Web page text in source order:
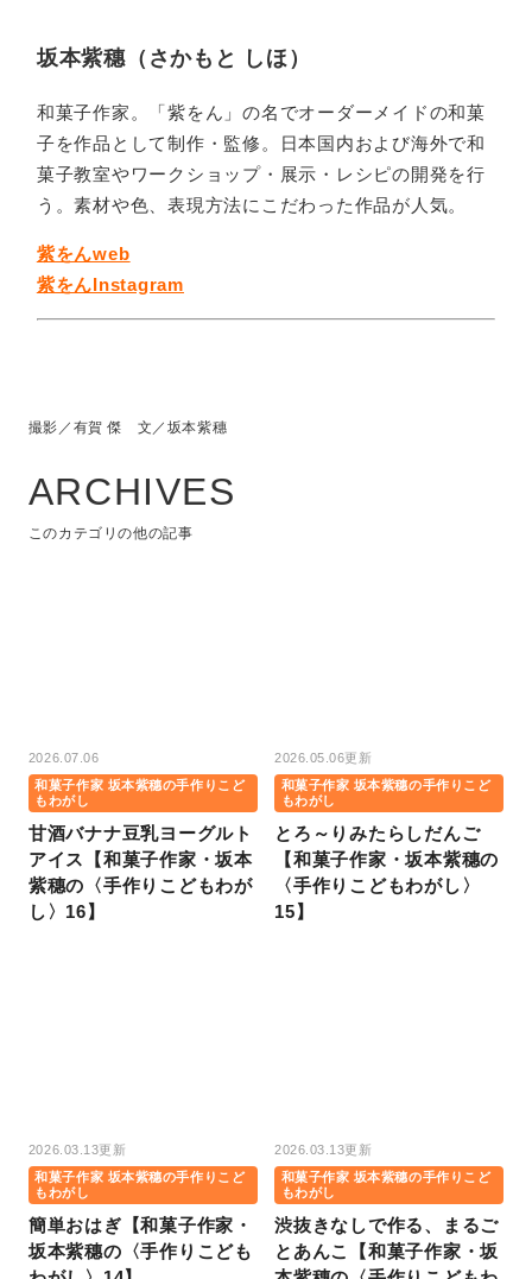
坂本紫穗（さかもと しほ）
和菓子作家。「紫をん」の名でオーダーメイドの和菓
子を作品として制作・監修。日本国内および海外で和
菓子教室やワークショップ・展示・レシピの開発を行
う。素材や色、表現方法にこだわった作品が人気。
紫をんweb
紫をんInstagram
撮影／有賀 傑 文／坂本紫穗
ARCHIVES
このカテゴリの他の記事
2026.07.06
和菓子作家 坂本紫穗の手作りこど
もわがし
甘酒バナナ豆乳ヨーグルト
アイス【和菓子作家・坂本
紫穗の〈手作りこどもわが
し〉16】
2026.05.06更新
和菓子作家 坂本紫穗の手作りこど
もわがし
とろ～りみたらしだんご
【和菓子作家・坂本紫穗の
〈手作りこどもわがし〉
15】
2026.03.13更新
和菓子作家 坂本紫穗の手作りこど
もわがし
簡単おはぎ【和菓子作家・
坂本紫穗の〈手作りこども
2026.03.13更新
和菓子作家 坂本紫穗の手作りこど
もわがし
渋抜きなしで作る、まるご
とあんこ【和菓子作家・坂